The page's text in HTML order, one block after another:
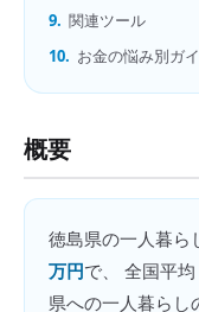
9. 関連ツール
10. お金の悩み別ガ
概要
徳島県の一人暮ら
万円で、 全国平均
県への一人暮らし